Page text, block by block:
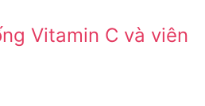
Vitamin C và viên